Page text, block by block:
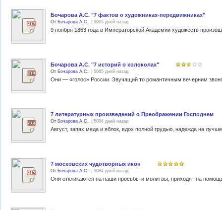
Бочарова А.С. "7 фактов о художниках-передвижниках"
От Бочарова А.С. | 5065 дней назад
Бочарова А.С. "7 историй о колоколах"
От Бочарова А.С. | 5065 дней назад
7 литературных произведений о Преображении Господнем
От Бочарова А.С. | 5084 дней назад
7 московских чудотворных икон
От Бочарова А.С. | 5084 дней назад